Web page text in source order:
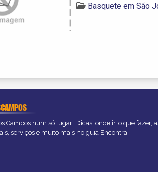
Basquete em São
Campos num só lugar! Dicas, onde ir, o que fazer,
serviços e muito mais no guia Encontra